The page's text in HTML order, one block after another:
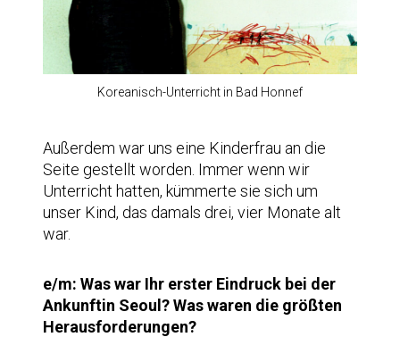
Koreanisch-Unterricht in Bad Honnef
Außerdem war uns eine Kinderfrau an die
Seite gestellt worden. Immer wenn wir
Unterricht hatten, kümmerte sie sich um
unser Kind, das damals drei, vier Monate alt
war.
e/m: Was war Ihr erster Eindruck bei der
Ankunftin Seoul? Was waren die größten
Herausforderungen?